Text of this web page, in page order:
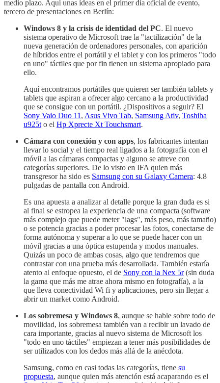
medio plazo. Aquí unas ideas en el primer día oficial de evento,
tercero de presentaciones en Berlín:
Windows 8 y la crisis de identidad del PC. El nuevo
sistema operativo de Microsoft trae la "tactilización" de la
nueva generación de ordenadores personales, con aparición
de híbridos entre el portátil y el tablet y con los primeros "todo
en uno" táctiles que por fin tienen un sistema apropiado para
ello.
Aquí encontramos portátiles que quieren ser también tablets y
tablets que aspiran a ofrecer algo cercano a la productividad
que se consigue con un portátil. ¿Dispositivos a seguir? El
Sony Vaio Duo 11 , Asus Vivo Tab, Samsung Ativ, Toshiba
u925t o el Hp Xprecte Xt Touchsmart.
Cámara con conexión y con apps, los fabricantes intentan
llevar lo social y el tiempo real ligados a la fotografía con el
móvil a las cámaras compactas y alguno se atreve con
categorías superiores. De lo visto en IFA quien más
transgresor ha sido es Samsung con su Galaxy Camera: 4.8
pulgadas de pantalla con Android.
Es una apuesta a analizar al detalle porque la gran duda es si
al final se estropea la experiencia de una compacta (software
más complejo que puede meter "lags", más peso, más tamaño)
o se potencia gracias a poder procesar las fotos, conectarse de
forma autónoma y superar a lo que se puede hacer con un
móvil gracias a una óptica estupenda y modos manuales.
Quizás un poco de ambas cosas, algo que tendremos que
contrastar con una prueba más desarrollada. También estaría
atento al enfoque opuesto, el de Sony con la Nex 5r(sin duda
la gama que más me atrae ahora mismo en fotografía), a la
que lleva conectividad Wi fi y aplicaciones, pero sin llegar a
abrir un market como Android.
Los sobremesa y Windows 8, aunque se hable sobre todo de
movilidad, los sobremesa también van a recibir un lavado de
cara importante, gracias al nuevo sistema de Microsoft los
"todo en uno táctiles" empiezan a tener más posibilidades de
ser utilizados con los dedos más allá de la anécdota.
Samsung, como en casi todas las categorías, tiene su
propuesta, aunque quien más atención está acaparando es el